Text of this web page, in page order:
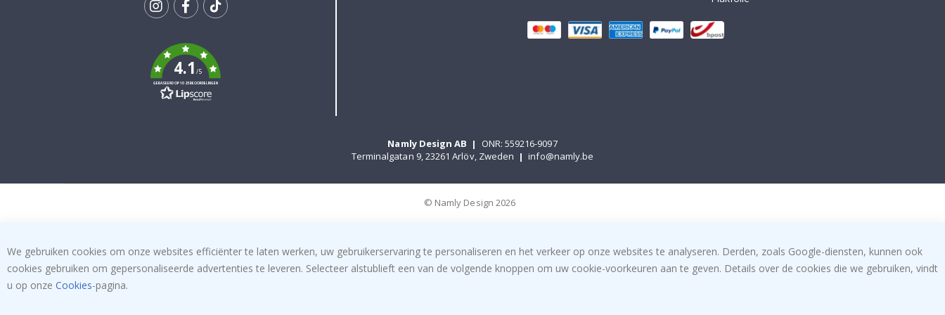
k
4.1/5
GEBASEERD OP 1025 BEOORDELINGEN
Namly Design AB |
ONR: 559216-9097
Terminalgatan 9, 23261 Arlöv, Zweden | info@namly.be
© Namly Design 2026
We gebruiken cookies om onze websites efficiënter te laten werken, uw gebruikerservaring te personaliseren en het verkeer op onze websites te analyseren. Derden, zoals Google-diensten, kunnen ook
cookies gebruiken om gepersonaliseerde advertenties te leveren. Selecteer alstublieft een van de volgende knoppen om uw cookie-voorkeuren aan te geven. Details over de cookies die we gebruiken, vindt
u op onze Cookies-pagina.